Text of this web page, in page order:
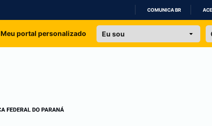
IR
COMUNICA BR
Meu portal personalizado